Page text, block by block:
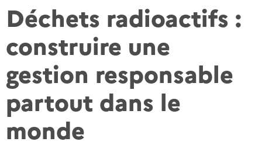
Déchets radioactifs :
construire une
gestion responsable
partout dans le
monde